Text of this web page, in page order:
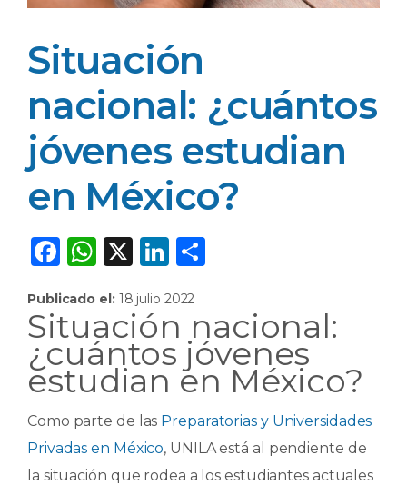
Situación
nacional: ¿cuántos
jóvenes estudian
en México?
F
c
e
b
o
o
k
W
a
ts
A
p
p
X
Li
k
e
dI
n
p
ar
ti
r
Publicado el: 18 julio 2022
Situación nacional:
¿cuántos jóvenes
estudian en México?
Como parte de las Preparatorias y Universidades
Privadas en México, UNILA está al pendiente de
la situación que rodea a los estudiantes actuales